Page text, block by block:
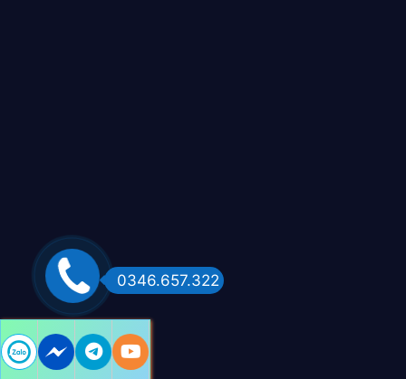
0346.657.322